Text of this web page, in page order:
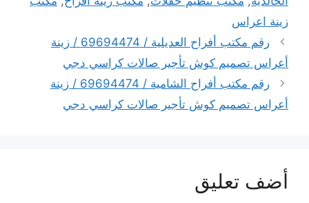
زينة اعراس
رقم مكتب أفراح العديلية / 69694474 / زينة
أعراس تصميم كوش تأجير صالات كراسي دجي
رقم مكتب أفراح الشامية / 69694474 / زينة
أعراس تصميم كوش تأجير صالات كراسي دجي
أضف تعليق